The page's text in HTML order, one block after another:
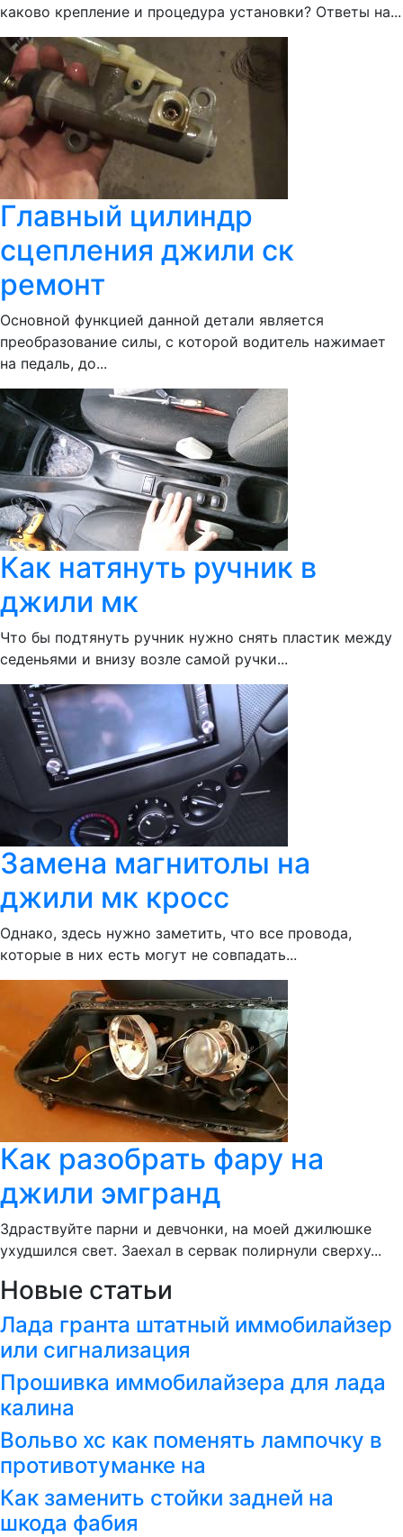
каково крепление и процедура установки? Ответы на...
Главный цилиндр
сцепления джили ск
ремонт
Основной функцией данной детали является
преобразование силы, с которой водитель нажимает
на педаль, до...
Как натянуть ручник в
джили мк
Что бы подтянуть ручник нужно снять пластик между
седеньями и внизу возле самой ручки...
Замена магнитолы на
джили мк кросс
Однако, здесь нужно заметить, что все провода,
которые в них есть могут не совпадать...
Как разобрать фару на
джили эмгранд
Здраствуйте парни и девчонки, на моей джилюшке
ухудшился свет. Заехал в сервак полирнули сверху...
Новые статьи
Лада гранта штатный иммобилайзер
или сигнализация
Прошивка иммобилайзера для лада
калина
Вольво хс как поменять лампочку в
противотуманке на
Как заменить стойки задней на
шкода фабия